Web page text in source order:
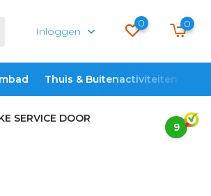
Inloggen
0 0
Thuis & Buitenactiviteiten
SERVICE DOOR
9